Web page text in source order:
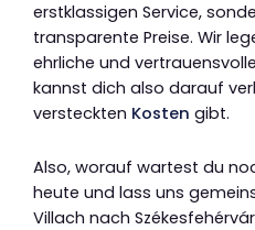
erstklassigen Service,
transparente Preise. Wir
ehrliche und
kannst dich also darauf
versteckten Kosten gibt.
Also, worauf wartest du
heute und lass uns
Villach nach